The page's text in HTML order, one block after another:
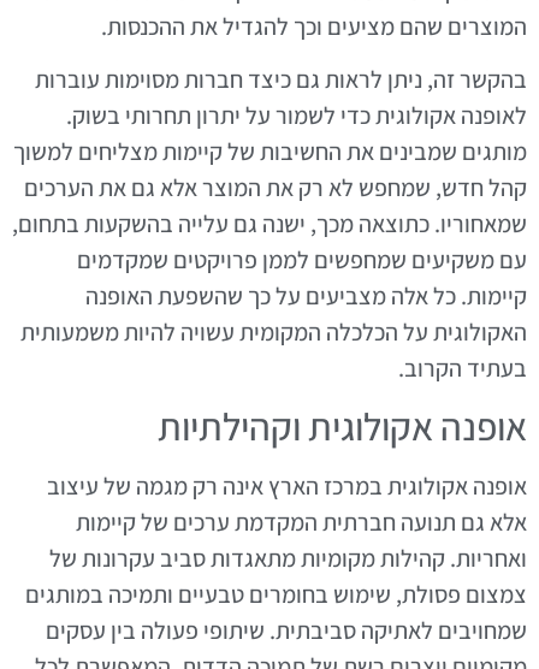
המוצרים שהם מציעים וכך להגדיל את ההכנסות.
בהקשר זה, ניתן לראות גם כיצד חברות מסוימות עוברות
לאופנה אקולוגית כדי לשמור על יתרון תחרותי בשוק.
מותגים שמבינים את החשיבות של קיימות מצליחים למשוך
קהל חדש, שמחפש לא רק את המוצר אלא גם את הערכים
שמאחוריו. כתוצאה מכך, ישנה גם עלייה בהשקעות בתחום,
עם משקיעים שמחפשים לממן פרויקטים שמקדמים
קיימות. כל אלה מצביעים על כך שהשפעת האופנה
האקולוגית על הכלכלה המקומית עשויה להיות משמעותית
בעתיד הקרוב.
אופנה אקולוגית וקהילתיות
אופנה אקולוגית במרכז הארץ אינה רק מגמה של עיצוב
אלא גם תנועה חברתית המקדמת ערכים של קיימות
ואחריות. קהילות מקומיות מתאגדות סביב עקרונות של
צמצום פסולת, שימוש בחומרים טבעיים ותמיכה במותגים
שמחויבים לאתיקה סביבתית. שיתופי פעולה בין עסקים